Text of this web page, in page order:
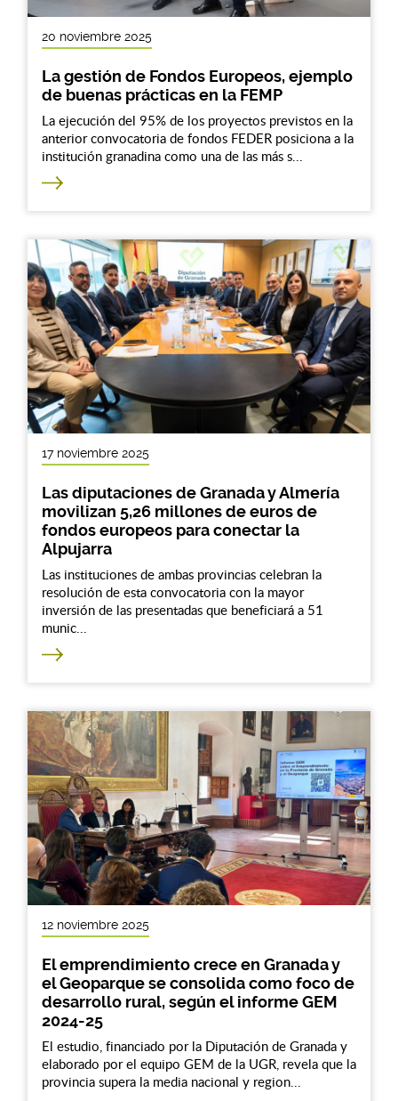
20 noviembre 2025
La gestión de Fondos Europeos, ejemplo
de buenas prácticas en la FEMP
La ejecución del 95% de los proyectos previstos en la
anterior convocatoria de fondos FEDER posiciona a la
institución granadina como una de las más s...
17 noviembre 2025
Las diputaciones de Granada y Almería
movilizan 5,26 millones de euros de
fondos europeos para conectar la
Alpujarra
Las instituciones de ambas provincias celebran la
resolución de esta convocatoria con la mayor
inversión de las presentadas que beneficiará a 51
munic...
12 noviembre 2025
El emprendimiento crece en Granada y
el Geoparque se consolida como foco de
desarrollo rural, según el informe GEM
2024-25
El estudio, financiado por la Diputación de Granada y
elaborado por el equipo GEM de la UGR, revela que la
provincia supera la media nacional y region...